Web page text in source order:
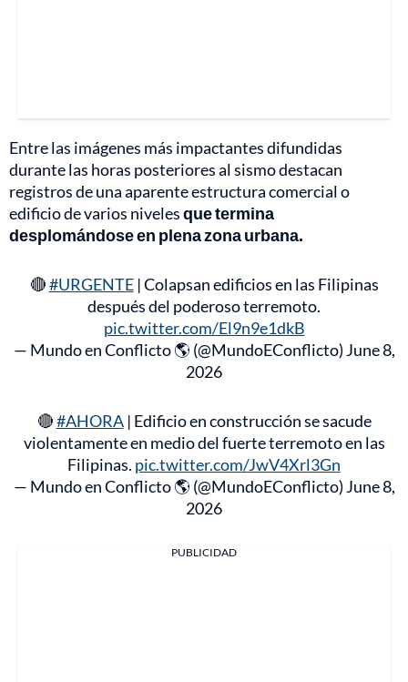
Entre las imágenes más impactantes difundidas
durante las horas posteriores al sismo destacan
registros de una aparente estructura comercial o
edificio de varios nivelesque termina
desplomándose en plena zona urbana.
🔴#URGENTE| Colapsan edificios en las Filipinas
después del poderoso terremoto.
pic.twitter.com/El9n9e1dkB
— Mundo en Conflicto 🌎 (@MundoEConflicto) June 8,
2026
🔴#AHORA| Edificio en construcción se sacude
violentamente en medio del fuerte terremoto en las
Filipinas. pic.twitter.com/JwV4Xrl3Gn
— Mundo en Conflicto 🌎 (@MundoEConflicto) June 8,
2026
PUBLICIDAD